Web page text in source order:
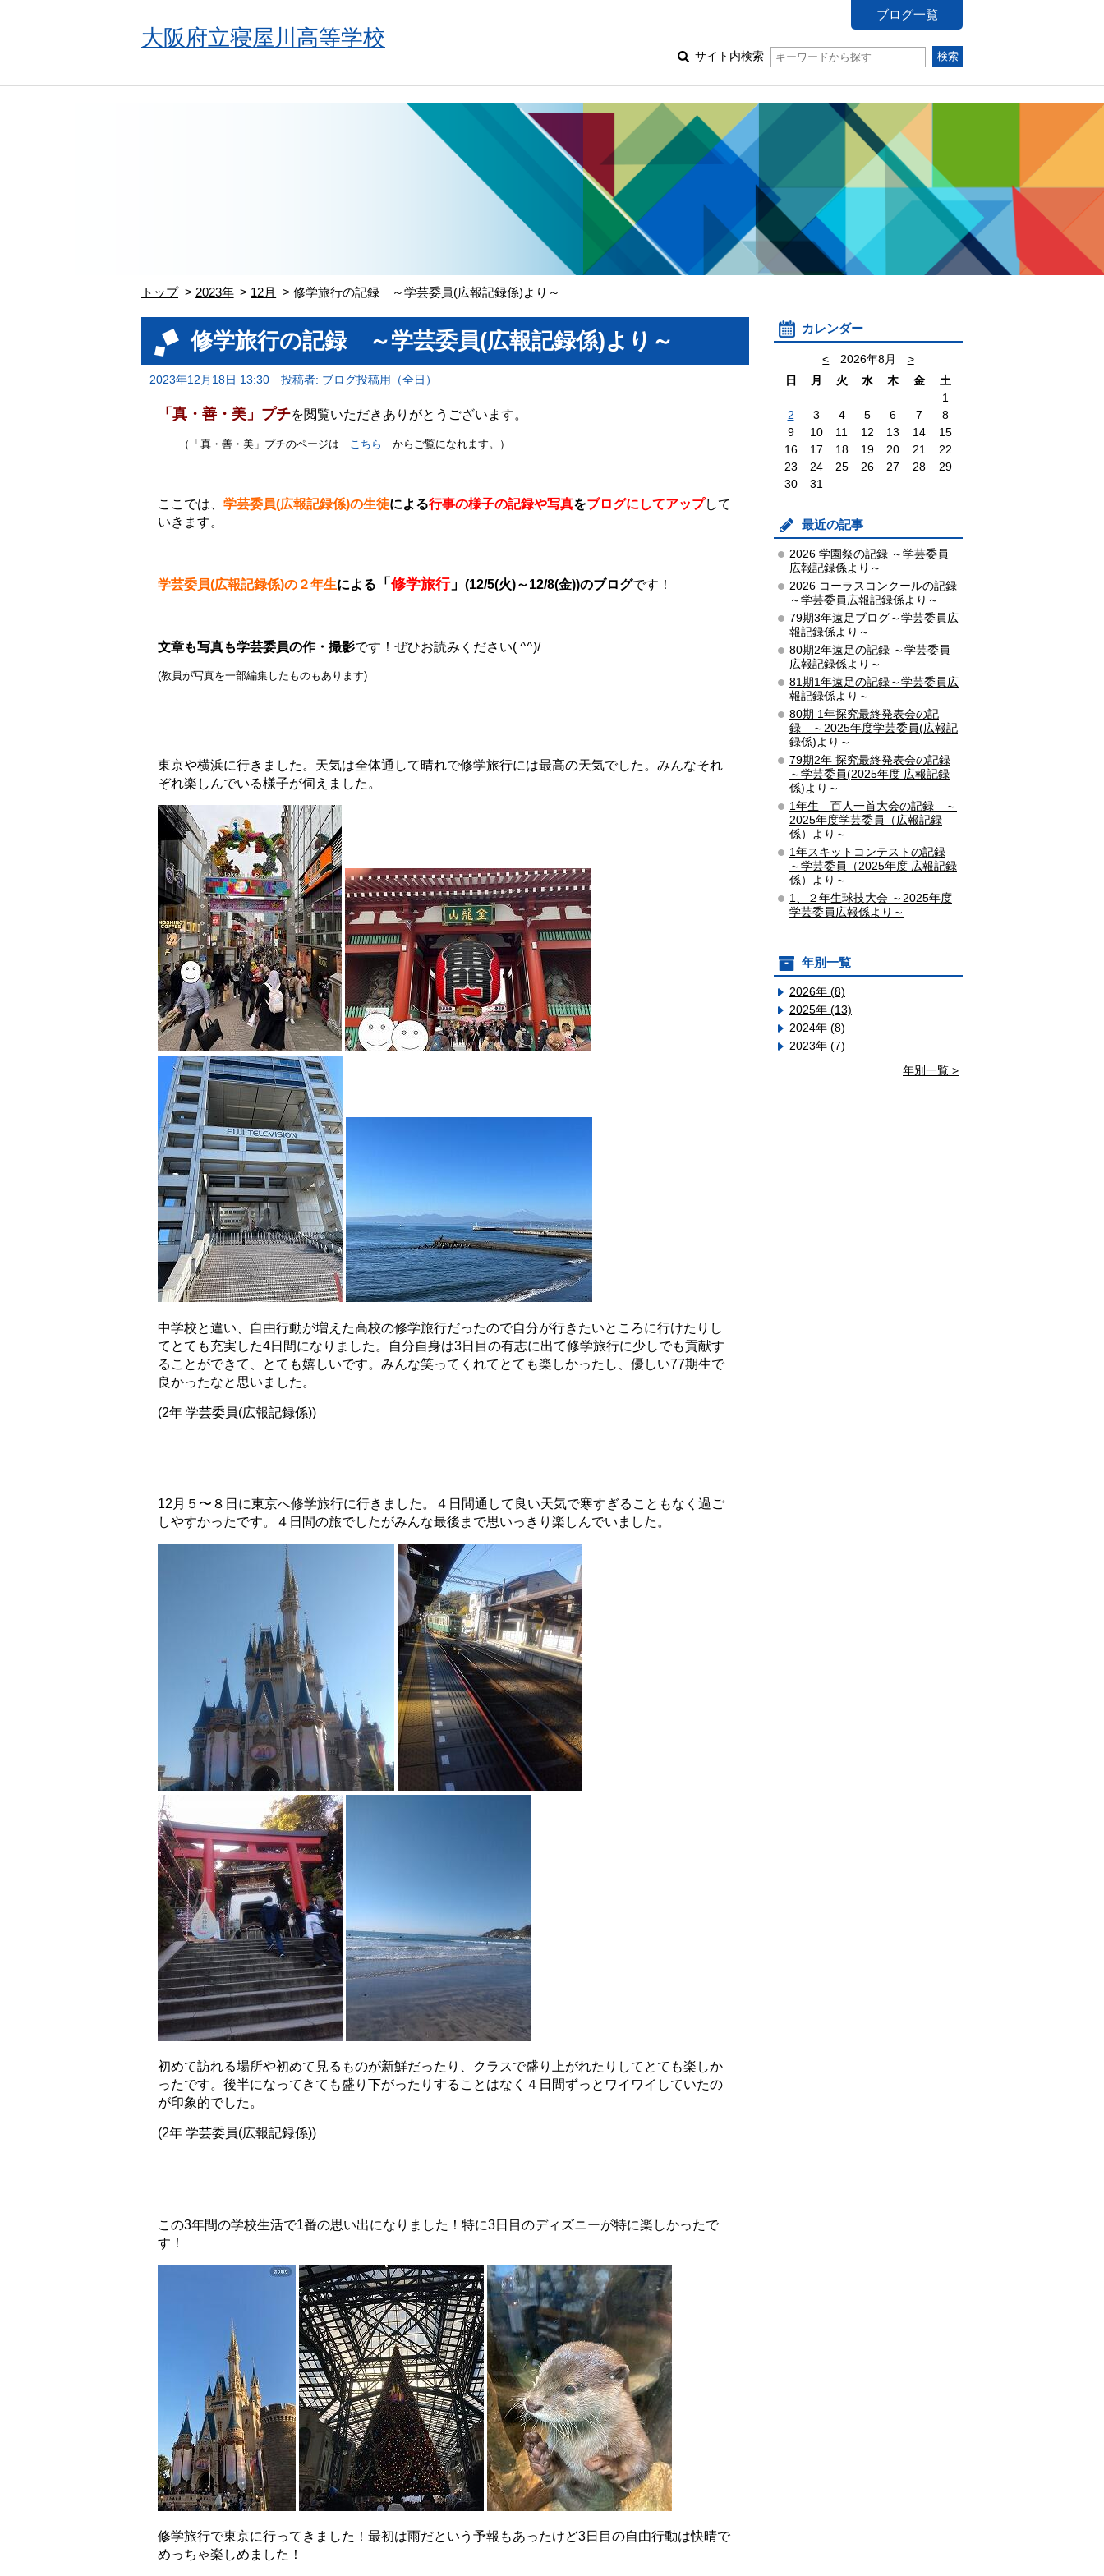
大阪府立寝屋川高等学校
ブログ一覧
サイト内検索
トップ 2023年 12月 修学旅行の記録 ～学芸委員(広報記録係)より～
修学旅行の記録 ～学芸委員(広報記録係)より～
2023年12月18日 13:30 投稿者: ブログ投稿用（全日）
「真・善・美」プチを閲覧いただきありがとうございます。
（「真・善・美」プチのページは こちら からご覧になれます。）
ここでは、 学芸委員(広報記録係)の生徒による行事の様子の記録や写真をブログにしてアップして
いきます。
学芸委員(広報記録係)の２年生による 「 修学旅行」 (12/5(火)～12/8(金))のブログです！
文章も写真も学芸委員の作・撮影です！ぜひお読みください( ^^)/
(教員が写真を一部編集したものもあります)
東京や横浜に行きました。天気は全体通して晴れで修学旅行には最高の天気でした。みんなそれ
ぞれ楽しんでいる様子が伺えました。
中学校と違い、自由行動が増えた高校の修学旅行だったので自分が行きたいところに行けたりし
てとても充実した4日間になりました。自分自身は3日目の有志に出て修学旅行に少しでも貢献す
ることができて、とても嬉しいです。みんな笑ってくれてとても楽しかったし、優しい77期生で
良かったなと思いました。
(2年 学芸委員(広報記録係))
12月５〜８日に東京へ修学旅行に行きました。４日間通して良い天気で寒すぎることもなく過ご
しやすかったです。４日間の旅でしたがみんな最後まで思いっきり楽しんでいました。
初めて訪れる場所や初めて見るものが新鮮だったり、クラスで盛り上がれたりしてとても楽しか
ったです。後半になってきても盛り下がったりすることはなく４日間ずっとワイワイしていたの
が印象的でした。
(2年 学芸委員(広報記録係))
この3年間の学校生活で1番の思い出になりました！特に3日目のディズニーが特に楽しかったで
す！
修学旅行で東京に行ってきました！最初は雨だという予報もあったけど3日目の自由行動は快晴で
めっちゃ楽しめました！
カレンダー
< 2026年8月
>
日
月 火 水 木 金
土
1
2
3 4 5 6 7
8
9
10 11 12 13 14
15
16
17 18 19 20 21
22
23
24 25 26 27 28
29
30
31
最近の記事
2026 学園祭の記録 ～学芸委員
広報記録係より～
2026 コーラスコンクールの記録
～学芸委員広報記録係より～
79期3年遠足ブログ～学芸委員広
報記録係より～
80期2年遠足の記録 ～学芸委員
広報記録係より～
81期1年遠足の記録～学芸委員広
報記録係より～
80期 1年探究最終発表会の記
録 ～2025年度学芸委員(広報記
録係)より～
79期2年 探究最終発表会の記録
～学芸委員(2025年度 広報記録
係)より～
1年生 百人一首大会の記録 ～
2025年度学芸委員（広報記録
係）より～
1年スキットコンテストの記録
～学芸委員（2025年度 広報記録
係）より～
1、２年生球技大会 ～2025年度
学芸委員広報係より～
年別一覧
2026年 (8)
2025年 (13)
2024年 (8)
2023年 (7)
年別一覧 >